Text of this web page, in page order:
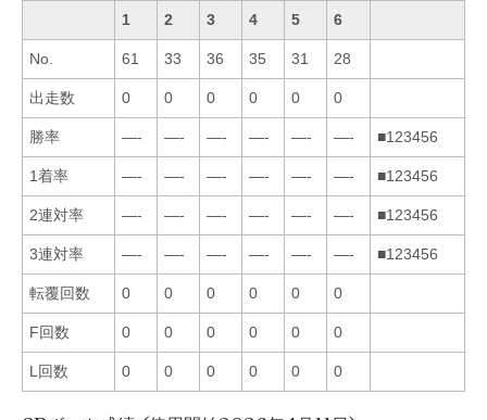
1 2 3 4 5 6
No. 61 33 36 35 31 28
出走数 0 0 0 0 0 0
勝率 —- —- —- —- —- —- ■123456
1着率 —- —- —- —- —- —- ■123456
2連対率 —- —- —- —- —- —- ■123456
3連対率 —- —- —- —- —- —- ■123456
転覆回数 0 0 0 0 0 0
F回数 0 0 0 0 0 0
L回数 0 0 0 0 0 0